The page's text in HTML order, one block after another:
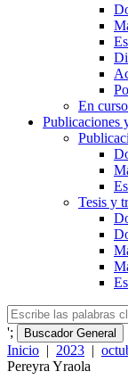
En
Publicaciones
Tesis y
'; Buscador General
Inicio | 2023 |
Pereyra Yraola